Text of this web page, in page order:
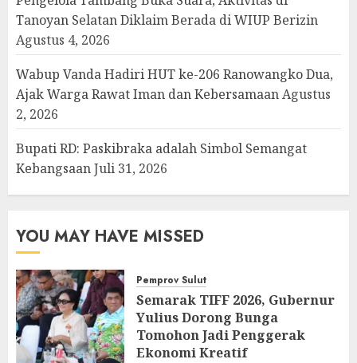
Tanoyan Selatan Diklaim Berada di WIUP Berizin
Agustus 4, 2026
Wabup Vanda Hadiri HUT ke-206 Ranowangko Dua,
Ajak Warga Rawat Iman dan KebersamaanAgustus
2, 2026
Bupati RD: Paskibraka adalah Simbol Semangat
KebangsaanJuli 31, 2026
YOU MAY HAVE MISSED
Pemprov Sulut
Semarak TIFF 2026, Gubernur
Yulius Dorong Bunga
Tomohon Jadi Penggerak
Ekonomi Kreatif